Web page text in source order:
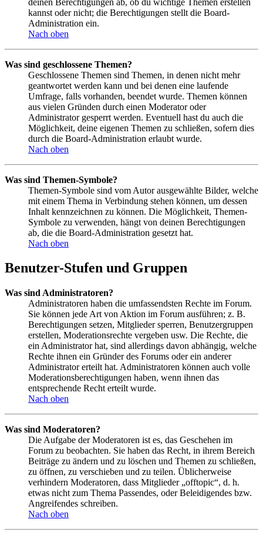
kannst oder nicht; die Berechtigungen stellt die Board-
Administration ein.
Nach oben
Was sind geschlossene Themen?
Geschlossene Themen sind Themen, in denen nicht mehr
geantwortet werden kann und bei denen eine laufende
Umfrage, falls vorhanden, beendet wurde. Themen können
aus vielen Gründen durch einen Moderator oder
Administrator gesperrt werden. Eventuell hast du auch die
Möglichkeit, deine eigenen Themen zu schließen, sofern dies
durch die Board-Administration erlaubt wurde.
Nach oben
Was sind Themen-Symbole?
Themen-Symbole sind vom Autor ausgewählte Bilder, welche
mit einem Thema in Verbindung stehen können, um dessen
Inhalt kennzeichnen zu können. Die Möglichkeit, Themen-
Symbole zu verwenden, hängt von deinen Berechtigungen
ab, die die Board-Administration gesetzt hat.
Nach oben
Benutzer-Stufen und Gruppen
Was sind Administratoren?
Administratoren haben die umfassendsten Rechte im Forum.
Sie können jede Art von Aktion im Forum ausführen; z. B.
Berechtigungen setzen, Mitglieder sperren, Benutzergruppen
erstellen, Moderationsrechte vergeben usw. Die Rechte, die
ein Administrator hat, sind allerdings davon abhängig, welche
Rechte ihnen ein Gründer des Forums oder ein anderer
Administrator erteilt hat. Administratoren können auch volle
Moderationsberechtigungen haben, wenn ihnen das
entsprechende Recht erteilt wurde.
Nach oben
Was sind Moderatoren?
Die Aufgabe der Moderatoren ist es, das Geschehen im
Forum zu beobachten. Sie haben das Recht, in ihrem Bereich
Beiträge zu ändern und zu löschen und Themen zu schließen,
zu öffnen, zu verschieben und zu teilen. Üblicherweise
verhindern Moderatoren, dass Mitglieder „offtopic“, d. h.
etwas nicht zum Thema Passendes, oder Beleidigendes bzw.
Angreifendes schreiben.
Nach oben